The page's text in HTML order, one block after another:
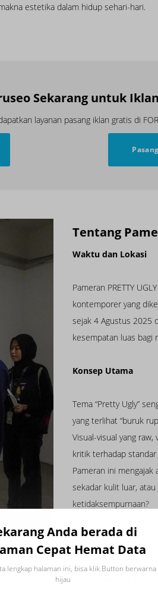
Anda berada di
Cepat Hemat Data
lengkap halaman ini, bisa klik Button berwarna
hijau
estetika dalam hidup sehari-hari.
Sekarang untuk
layanan pasang iklan gratis di
Tentang
Waktu dan Lokasi
Pameran PRETTY
kontemporer yang
sejak 4 Agustus 2025
kesempatan luas bagi
Konsep Utama
Tema “Pretty Ugly”
yang terlihat “buruk
Visual-visual yang
kritik terhadap
Pameran ini
sekadar kulit luar,
ketidaksempurnaan?
Informasi